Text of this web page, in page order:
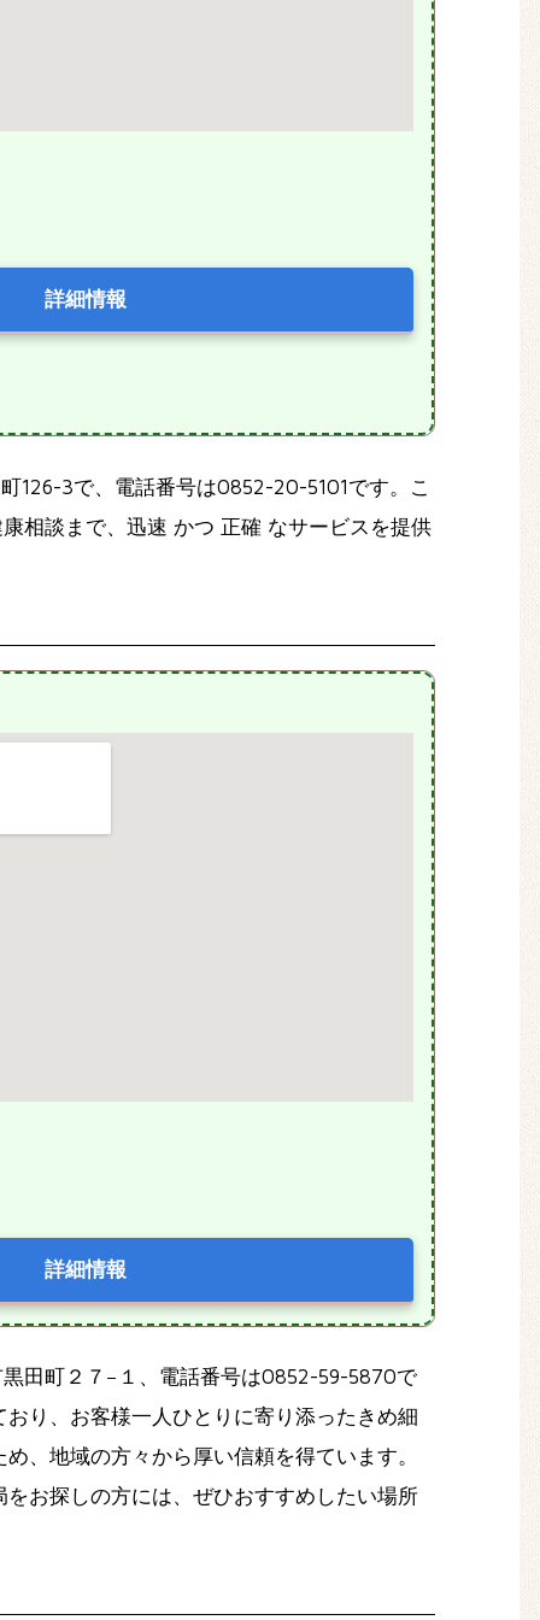
詳細情報
126-3で、電話番号は0852-20-5101です。こ
相談まで、迅速 かつ 正確 なサービスを提供
詳細情報
田町２７−１、電話番号は0852-59-5870で
り、お客様一人ひとりに寄り添ったきめ細
、地域の方々から厚い信頼を得ています。
お探しの方には、ぜひおすすめしたい場所